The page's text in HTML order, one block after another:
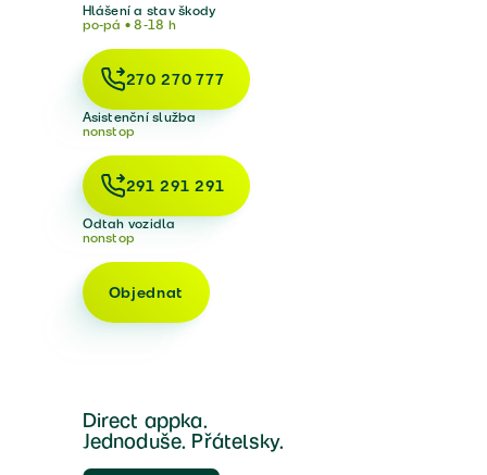
Hlášení a stav škody
po-pá • 8-18 h
270 270 777
Asistenční služba
nonstop
291 291 291
Odtah vozidla
nonstop
Objednat
Direct appka.
Jednoduše. Přátelsky.